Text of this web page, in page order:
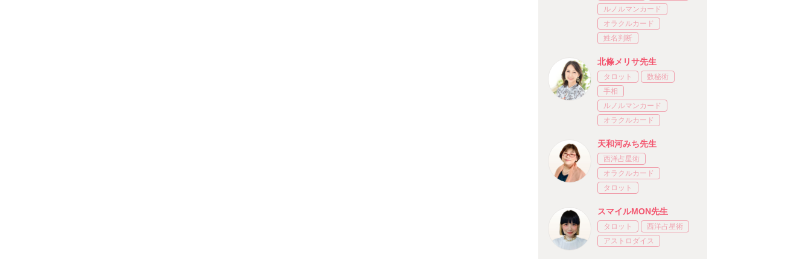
ルノルマンカード
オラクルカード
姓名判断
北條メリサ先生
タロット
数秘術
手相
ルノルマンカード
オラクルカード
天和河みち先生
西洋占星術
オラクルカード
タロット
スマイルMON先生
タロット
西洋占星術
アストロダイス